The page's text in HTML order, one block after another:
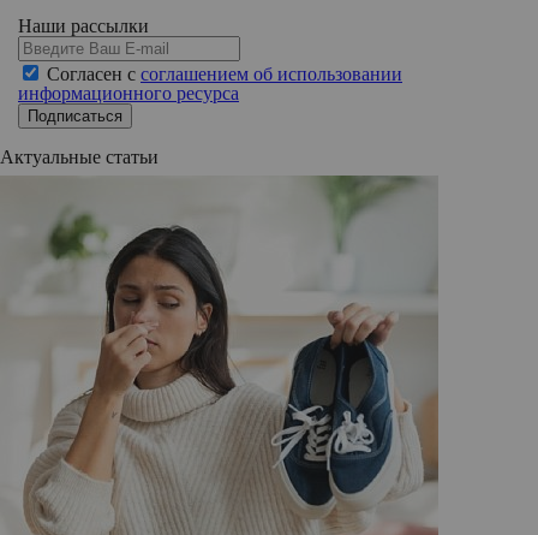
Наши рассылки
Согласен с соглашением об использовании
информационного ресурса
Подписаться
Актуальные статьи